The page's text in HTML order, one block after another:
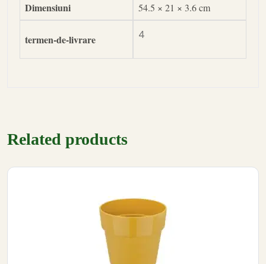
Dimensiuni 54.5 × 21 × 3.6 cm
termen-de-livrare 4
Related products